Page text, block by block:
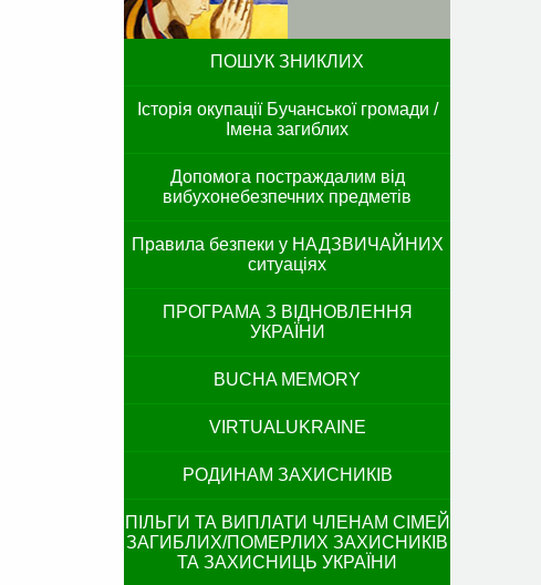
ПОШУК ЗНИКЛИХ
Історія окупації Бучанської громади /
Імена загиблих
Допомога постраждалим від
вибухонебезпечних предметів
Правила безпеки у НАДЗВИЧАЙНИХ
ситуаціях
ПРОГРАМА З ВІДНОВЛЕННЯ
УКРАЇНИ
BUCHA MEMORY
VIRTUALUKRAINE
РОДИНАМ ЗАХИСНИКІВ
ПІЛЬГИ ТА ВИПЛАТИ ЧЛЕНАМ СІМЕЙ
ЗАГИБЛИХ/ПОМЕРЛИХ ЗАХИСНИКІВ
ТА ЗАХИСНИЦЬ УКРАЇНИ